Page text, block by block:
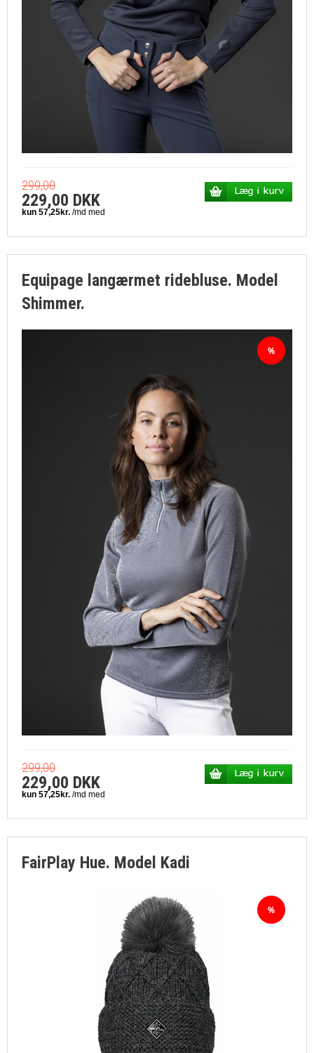
299,00
229,00 DKK
Equipage langærmet ridebluse. Model
Shimmer.
299,00
229,00 DKK
FairPlay Hue. Model Kadi